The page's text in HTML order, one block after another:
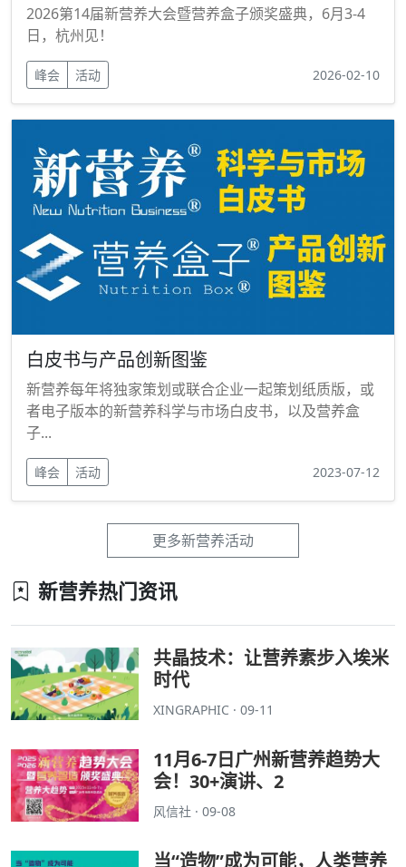
2026第14届新营养大会暨营养盒子颁奖盛典，6月3-4
日，杭州见！
峰会 活动 2026-02-10
白皮书与产品创新图鉴
新营养每年将独家策划或联合企业一起策划纸质版，或
者电子版本的新营养科学与市场白皮书，以及营养盒
子...
峰会 活动 2023-07-12
更多新营养活动
新营养热门资讯
共晶技术：让营养素步入埃米
时代
XINGRAPHIC · 09-11
11月6-7日广州新营养趋势大
会！30+演讲、2
风信社 · 09-08
当“造物”成为可能，人类营养